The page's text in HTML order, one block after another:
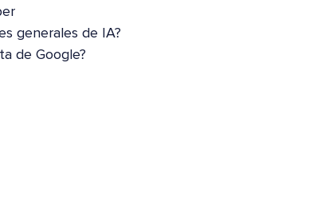
generales de IA?
de Google?